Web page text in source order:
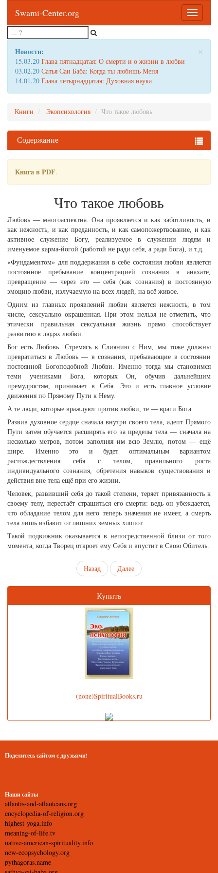
Toggle
Swami-Center.org
×
Новости:
15.03.20 Глава пятнадцатая: О смерти и о жизни в любви
03.02.20 Сатья Саи Баба: Когда ты любишь Меня
14.01.20 Глава четырнадцатая: Духовная наука
Книги Экопсихология Что такое любовь
Содержание
Книга в PDF.
Что такое любовь
Любовь — многоаспектна. Она проявляется и как заботливость, и
как нежность, и как преданность, и как самопожертвование, и как
активное служение Богу, реализуемое в служении людям и
именуемое карма-йогой (работой не ради себя, а ради Бога), и т.д.
«Фундаментом» для поддержания в себе состояния любви является
постоянное пребывание концентрацией сознания в анахате,
превращение — через это — себя (как сознания) в постоянную
эмоцию любви, излучаемую на всех людей, на всё живое.
Одним из главных проявлений любви является нежность, в том
числе, сексуально окрашенная. При этом нельзя не отметить, что
этически правильная сексуальная жизнь прямо способствует
развитию в людях любви.
Бог есть Любовь. Стремясь к Слиянию с Ним, мы тоже должны
превратиться в Любовь — в сознания, пребывающие в состоянии
постоянной Богоподобной Любви. Именно тогда мы становимся
теми учениками Бога, которых Он, обучив дальнейшим
премудростям, принимает в Себя. Это и есть главное условие
движения по Прямому Пути к Нему.
А те люди, которые враждуют против любви, те — враги Бога.
Развив духовное сердце сначала внутри своего тела, адепт Прямого
Пути затем обучается расширять его за пределы тела — сначала на
несколько метров, потом заполняя им всю Землю, потом — ещё
шире. Именно это и будет оптимальным вариантом
растождествления себя с телом, правильного роста
индивидуального сознания, обретения навыков существования и
действия вне тела ещё при его жизни.
Человек, развивший себя до такой степени, теряет привязанность к
своему телу, перестаёт страшиться его смерти: ведь он убеждается,
что обладание телом для него теперь значения не имеет, а смерть
тела лишь избавит от лишних земных хлопот.
Такой подвижник оказывается в непосредственной близи от того
момента, когда Творец откроет ему Себя и впустит в Свою Обитель.
Назад Далее
Купить
(none)SpiritualBooks.ru
Поделитесь сайтом с друзьями!
Наши сайты
atlantis-and-atlanteans.org
encyclopedia-of-religion.org
highest-yoga.info
meaning-of-life.tv
native-american-spirituality.info
new-ecopsychology.org
pythagoras.name